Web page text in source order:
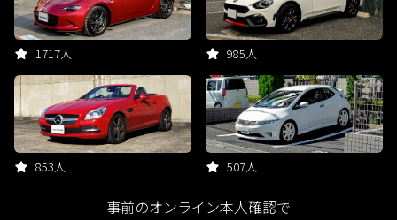
1717人 985人
853人 507人
事前のオンライン本人確認で